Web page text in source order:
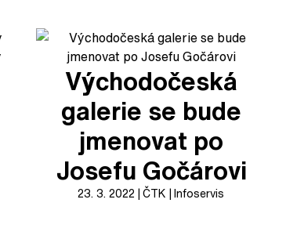
Východočeská
galerie se bude
jmenovat po
Josefu Gočárovi
23. 3. 2022 ČTK Infoservis